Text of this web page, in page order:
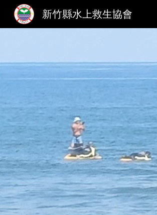
新竹縣水上救生協會